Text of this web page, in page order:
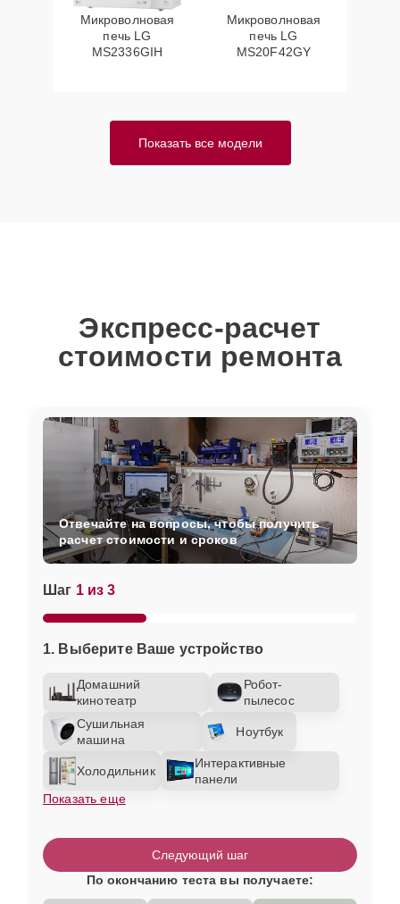
Микроволновая
печь LG
MS2336GIH
Микроволновая
печь LG
MS20F42GY
Показать все модели
Экспресс-расчет
стоимости ремонта
Шаг 1 из 3
1. Выберите Ваше устройство
Домашний
кинотеатр
Робот-
пылесос
Сушильная
машина
Ноутбук
Холодильник
Интерактивные
панели
Показать еще
Отвечайте на вопросы, чтобы получить
расчет стоимости и сроков
Следующий шаг
По окончанию теста вы получаете: